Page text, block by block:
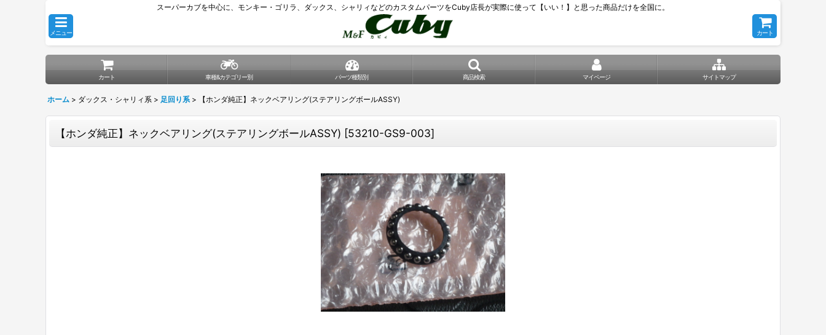
スーパーカブを中心に、モンキー・ゴリラ、ダックス、シャリィなどのカスタムパーツをCuby店長が実際に使って【いい！】と思った商品だけを全国に。
メニュー カート
カート 車種&カテゴリー別 パーツ種類別 商品検索 マイページ サイトマップ
ホーム > ダックス・シャリィ系 > 足回り系 > 【ホンダ純正】ネックベアリング(ステアリングボールASSY)
【ホンダ純正】ネックベアリング(ステアリングボールASSY) [53210-GS9-003]